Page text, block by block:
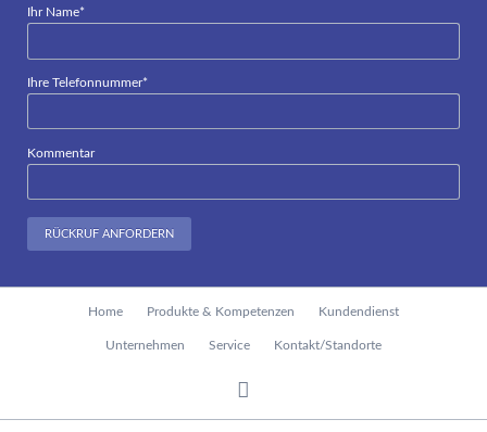
Pflichtfeld
Ihr Name*
Pflichtfeld
Ihre Telefonnummer*
Kommentar
RÜCKRUF ANFORDERN
Home Produkte & Kompetenzen Kundendienst
Unternehmen Service Kontakt/Standorte